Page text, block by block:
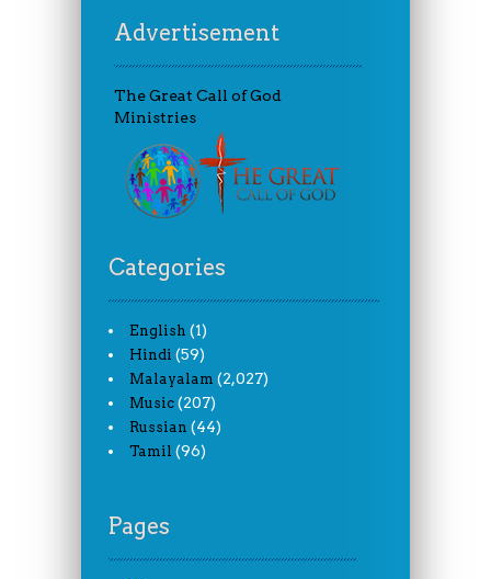
Advertisement
The Great Call of God
Ministries
Categories
English (1)
Hindi (59)
Malayalam (2,027)
Music (207)
Russian (44)
Tamil (96)
Pages